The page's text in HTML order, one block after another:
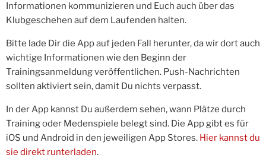
Informationen kommunizieren und Euch auch über das
Klubgeschehen auf dem Laufenden halten.
Bitte lade Dir die App auf jeden Fall herunter, da wir dort auch
wichtige Informationen wie den Beginn der
Trainingsanmeldung veröffentlichen. Push-Nachrichten
sollten aktiviert sein, damit Du nichts verpasst.
In der App kannst Du außerdem sehen, wann Plätze durch
Training oder Medenspiele belegt sind. Die App gibt es für
iOS und Android in den jeweiligen App Stores. Hier kannst du
sie direkt runterladen.